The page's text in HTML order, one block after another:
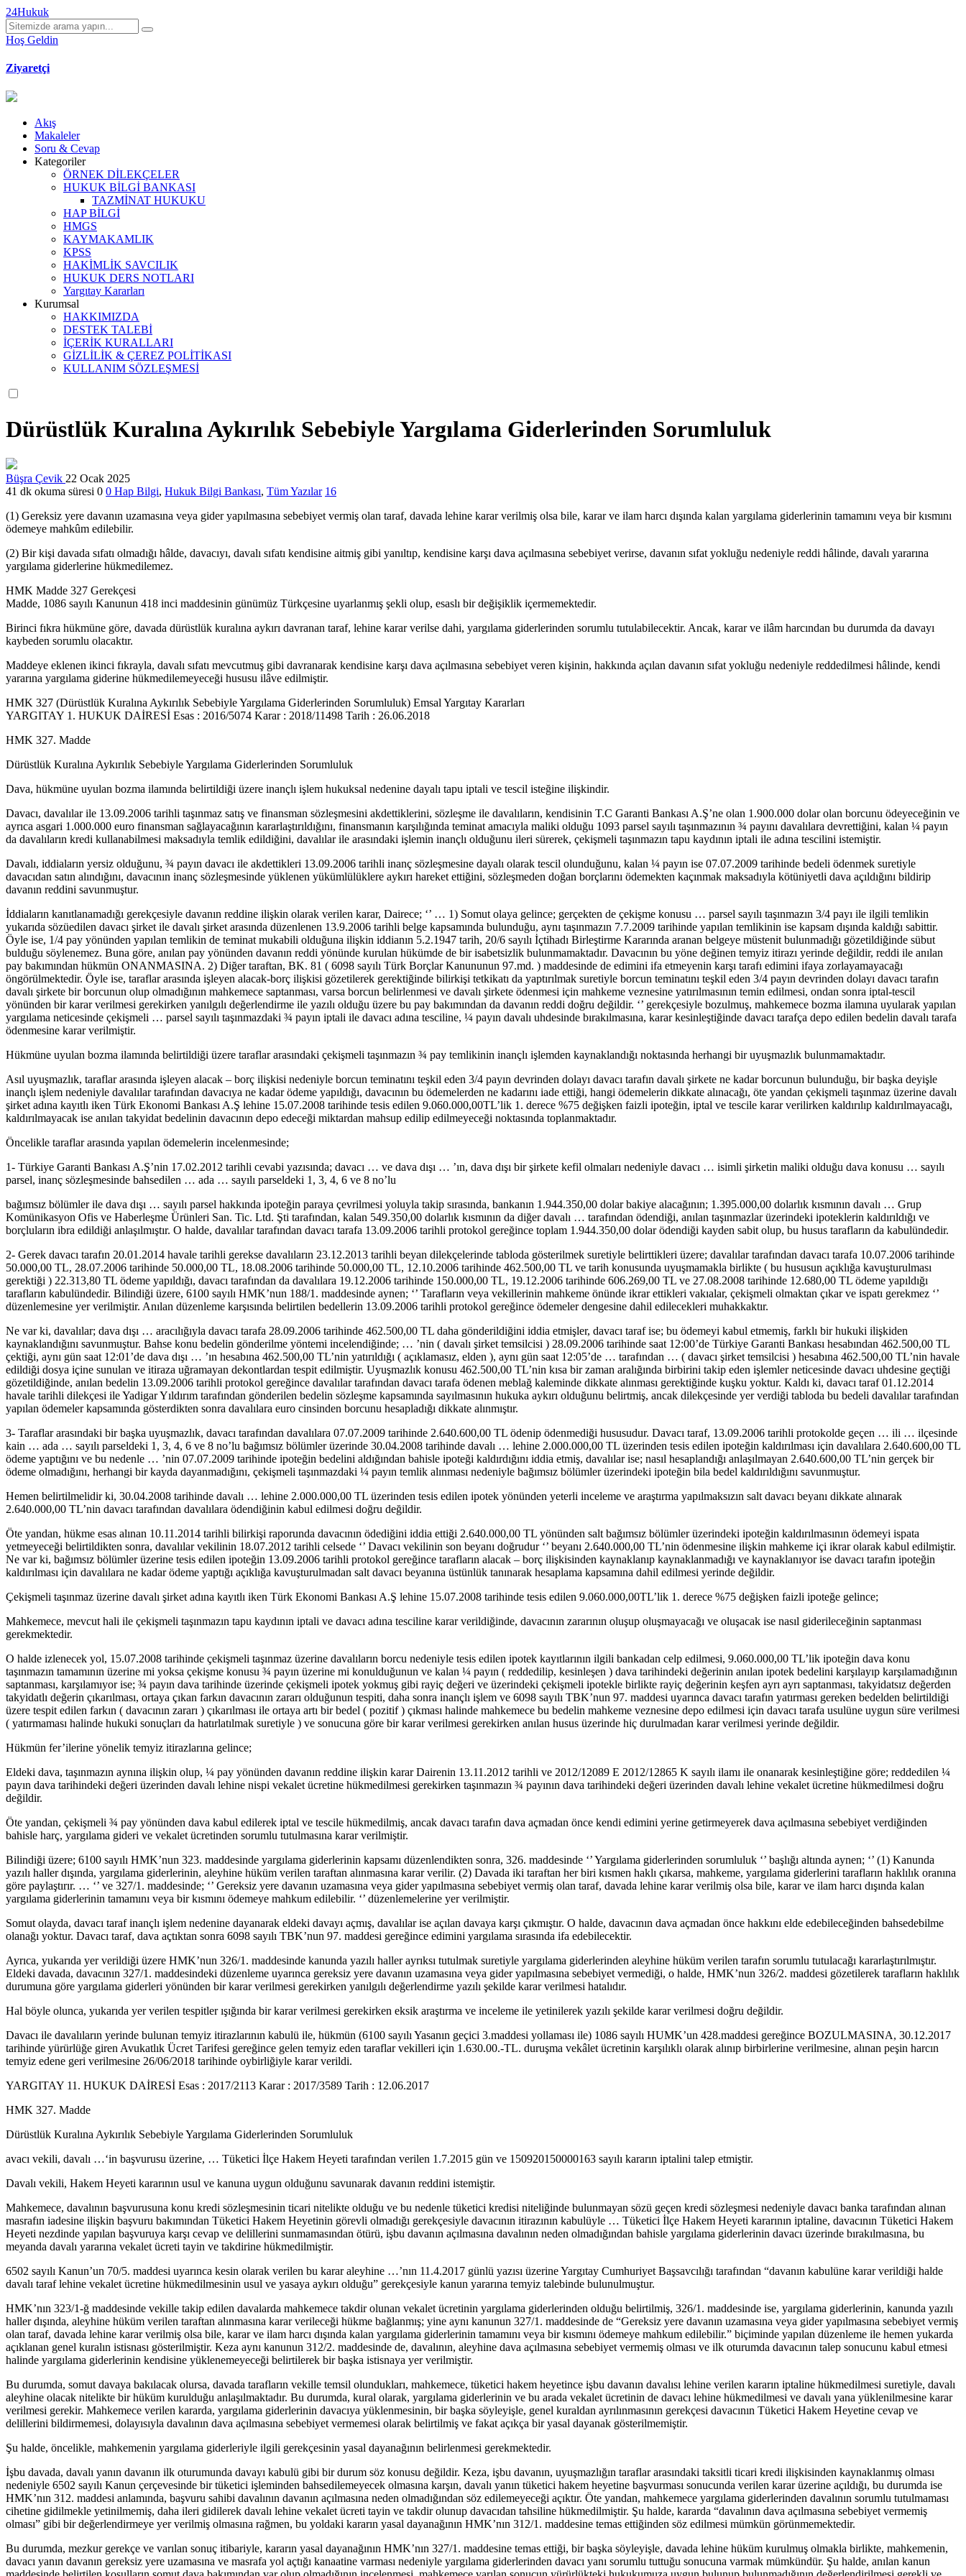
24Hukuk
Hoş Geldin
Ziyaretçi
Akış
Makaleler
Soru & Cevap
Kategoriler
ÖRNEK DİLEKÇELER
HUKUK BİLGİ BANKASI
TAZMİNAT HUKUKU
HAP BİLGİ
HMGS
KAYMAKAMLIK
KPSS
HAKİMLİK SAVCILIK
HUKUK DERS NOTLARI
Yargıtay Kararları
Kurumsal
HAKKIMIZDA
DESTEK TALEBİ
İÇERİK KURALLARI
GİZLİLİK & ÇEREZ POLİTİKASI
KULLANIM SÖZLEŞMESİ
Dürüstlük Kuralına Aykırılık Sebebiyle Yargılama Giderlerinden Sorumluluk
Büşra Çevik 22 Ocak 2025
41 dk okuma süresi 0 0 Hap Bilgi, Hukuk Bilgi Bankası, Tüm Yazılar 16
(1) Gereksiz yere davanın uzamasına veya gider yapılmasına sebebiyet vermiş olan taraf, davada lehine karar verilmiş olsa bile, karar ve ilam harcı dışında kalan yargılama giderlerinin tamamını veya bir kısmını
ödemeye mahkûm edilebilir.
(2) Bir kişi davada sıfatı olmadığı hâlde, davacıyı, davalı sıfatı kendisine aitmiş gibi yanıltıp, kendisine karşı dava açılmasına sebebiyet verirse, davanın sıfat yokluğu nedeniyle reddi hâlinde, davalı yararına
yargılama giderlerine hükmedilemez.
HMK Madde 327 Gerekçesi
Madde, 1086 sayılı Kanunun 418 inci maddesinin günümüz Türkçesine uyarlanmış şekli olup, esaslı bir değişiklik içermemektedir.
Birinci fıkra hükmüne göre, davada dürüstlük kuralına aykırı davranan taraf, lehine karar verilse dahi, yargılama giderlerinden sorumlu tutulabilecektir. Ancak, karar ve ilâm harcından bu durumda da davayı
kaybeden sorumlu olacaktır.
Maddeye eklenen ikinci fıkrayla, davalı sıfatı mevcutmuş gibi davranarak kendisine karşı dava açılmasına sebebiyet veren kişinin, hakkında açılan davanın sıfat yokluğu nedeniyle reddedilmesi hâlinde, kendi
yararına yargılama giderine hükmedilemeyeceği hususu ilâve edilmiştir.
HMK 327 (Dürüstlük Kuralına Aykırılık Sebebiyle Yargılama Giderlerinden Sorumluluk) Emsal Yargıtay Kararları
YARGITAY 1. HUKUK DAİRESİ Esas : 2016/5074 Karar : 2018/11498 Tarih : 26.06.2018
HMK 327. Madde
Dürüstlük Kuralına Aykırılık Sebebiyle Yargılama Giderlerinden Sorumluluk
Dava, hükmüne uyulan bozma ilamında belirtildiği üzere inançlı işlem hukuksal nedenine dayalı tapu iptali ve tescil isteğine ilişkindir.
Davacı, davalılar ile 13.09.2006 tarihli taşınmaz satış ve finansman sözleşmesini akdettiklerini, sözleşme ile davalıların, kendisinin T.C Garanti Bankası A.Ş’ne olan 1.900.000 dolar olan borcunu ödeyeceğinin ve
ayrıca asgari 1.000.000 euro finansman sağlayacağının kararlaştırıldığını, finansmanın karşılığında teminat amacıyla maliki olduğu 1093 parsel sayılı taşınmazının ¾ payını davalılara devrettiğini, kalan ¼ payın
da davalıların kredi kullanabilmesi maksadıyla temlik edildiğini, davalılar ile arasındaki işlemin inançlı olduğunu ileri sürerek, çekişmeli taşınmazın tapu kaydının iptali ile adına tescilini istemiştir.
Davalı, iddiaların yersiz olduğunu, ¾ payın davacı ile akdettikleri 13.09.2006 tarihli inanç sözleşmesine dayalı olarak tescil olunduğunu, kalan ¼ payın ise 07.07.2009 tarihinde bedeli ödenmek suretiyle
davacıdan satın alındığını, davacının inanç sözleşmesinde yüklenen yükümlülüklere aykırı hareket ettiğini, sözleşmeden doğan borçlarını ödemekten kaçınmak maksadıyla kötüniyetli dava açıldığını bildirip
davanın reddini savunmuştur.
İddiaların kanıtlanamadığı gerekçesiyle davanın reddine ilişkin olarak verilen karar, Dairece; ‘’ … 1) Somut olaya gelince; gerçekten de çekişme konusu … parsel sayılı taşınmazın 3/4 payı ile ilgili temlikin
yukarıda sözüedilen davacı şirket ile davalı şirket arasında düzenlenen 13.9.2006 tarihli belge kapsamında bulunduğu, aynı taşınmazın 7.7.2009 tarihinde yapılan temlikinin ise kapsam dışında kaldığı sabittir.
Öyle ise, 1/4 pay yönünden yapılan temlikin de teminat mukabili olduğuna ilişkin iddianın 5.2.1947 tarih, 20/6 sayılı İçtihadı Birleştirme Kararında aranan belgeye müstenit bulunmadığı gözetildiğinde sübut
bulduğu söylenemez. Buna göre, anılan pay yönünden davanın reddi yönünde kurulan hükümde de bir isabetsizlik bulunmamaktadır. Davacının bu yöne değinen temyiz itirazı yerinde değildir, reddi ile anılan
pay bakımından hükmün ONANMASINA. 2) Diğer taraftan, BK. 81 ( 6098 sayılı Türk Borçlar Kanununun 97.md. ) maddesinde de edimini ifa etmeyenin karşı tarafı edimini ifaya zorlayamayacağı
öngörülmektedir. Öyle ise, taraflar arasında işleyen alacak-borç ilişkisi gözetilerek gerektiğinde bilirkişi tetkikatı da yaptırılmak suretiyle borcun teminatını teşkil eden 3/4 payın devrinden dolayı davacı tarafın
davalı şirkete bir borcunun olup olmadığının mahkemece saptanması, varsa borcun belirlenmesi ve davalı şirkete ödenmesi için mahkeme veznesine yatırılmasının temin edilmesi, ondan sonra iptal-tescil
yönünden bir karar verilmesi gerekirken yanılgılı değerlendirme ile yazılı olduğu üzere bu pay bakımından da davanın reddi doğru değildir. ‘’ gerekçesiyle bozulmuş, mahkemece bozma ilamına uyularak yapılan
yargılama neticesinde çekişmeli … parsel sayılı taşınmazdaki ¾ payın iptali ile davacı adına tesciline, ¼ payın davalı uhdesinde bırakılmasına, karar kesinleştiğinde davacı tarafça depo edilen bedelin davalı tarafa
ödenmesine karar verilmiştir.
Hükmüne uyulan bozma ilamında belirtildiği üzere taraflar arasındaki çekişmeli taşınmazın ¾ pay temlikinin inançlı işlemden kaynaklandığı noktasında herhangi bir uyuşmazlık bulunmamaktadır.
Asıl uyuşmazlık, taraflar arasında işleyen alacak – borç ilişkisi nedeniyle borcun teminatını teşkil eden 3/4 payın devrinden dolayı davacı tarafın davalı şirkete ne kadar borcunun bulunduğu, bir başka deyişle
inançlı işlem nedeniyle davalılar tarafından davacıya ne kadar ödeme yapıldığı, davacının bu ödemelerden ne kadarını iade ettiği, hangi ödemelerin dikkate alınacağı, öte yandan çekişmeli taşınmaz üzerine davalı
şirket adına kayıtlı iken Türk Ekonomi Bankası A.Ş lehine 15.07.2008 tarihinde tesis edilen 9.060.000,00TL’lik 1. derece %75 değişken faizli ipoteğin, iptal ve tescile karar verilirken kaldırılıp kaldırılmayacağı,
kaldırılmayacak ise anılan takyidat bedelinin davacının depo edeceği miktardan mahsup edilip edilmeyeceği noktasında toplanmaktadır.
Öncelikle taraflar arasında yapılan ödemelerin incelenmesinde;
1- Türkiye Garanti Bankası A.Ş’nin 17.02.2012 tarihli cevabi yazısında; davacı … ve dava dışı … ’ın, dava dışı bir şirkete kefil olmaları nedeniyle davacı … isimli şirketin maliki olduğu dava konusu … sayılı
parsel, inanç sözleşmesinde bahsedilen … ada … sayılı parseldeki 1, 3, 4, 6 ve 8 no’lu
bağımsız bölümler ile dava dışı … sayılı parsel hakkında ipoteğin paraya çevrilmesi yoluyla takip sırasında, bankanın 1.944.350,00 dolar bakiye alacağının; 1.395.000,00 dolarlık kısmının davalı … Grup
Komünikasyon Ofis ve Haberleşme Ürünleri San. Tic. Ltd. Şti tarafından, kalan 549.350,00 dolarlık kısmının da diğer davalı … tarafından ödendiği, anılan taşınmazlar üzerindeki ipoteklerin kaldırıldığı ve
borçluların ibra edildiği anlaşılmıştır. O halde, davalılar tarafından davacı tarafa 13.09.2006 tarihli protokol gereğince toplam 1.944.350,00 dolar ödendiği kayden sabit olup, bu husus tarafların da kabulündedir.
2- Gerek davacı tarafın 20.01.2014 havale tarihli gerekse davalıların 23.12.2013 tarihli beyan dilekçelerinde tabloda gösterilmek suretiyle belirttikleri üzere; davalılar tarafından davacı tarafa 10.07.2006 tarihinde
50.000,00 TL, 28.07.2006 tarihinde 50.000,00 TL, 18.08.2006 tarihinde 50.000,00 TL, 12.10.2006 tarihinde 462.500,00 TL ve tarih konusunda uyuşmamakla birlikte ( bu hususun açıklığa kavuşturulması
gerektiği ) 22.313,80 TL ödeme yapıldığı, davacı tarafından da davalılara 19.12.2006 tarihinde 150.000,00 TL, 19.12.2006 tarihinde 606.269,00 TL ve 27.08.2008 tarihinde 12.680,00 TL ödeme yapıldığı
tarafların kabulündedir. Bilindiği üzere, 6100 sayılı HMK’nun 188/1. maddesinde aynen; ‘’ Tarafların veya vekillerinin mahkeme önünde ikrar ettikleri vakıalar, çekişmeli olmaktan çıkar ve ispatı gerekmez ‘’
düzenlemesine yer verilmiştir. Anılan düzenleme karşısında belirtilen bedellerin 13.09.2006 tarihli protokol gereğince ödemeler dengesine dahil edilecekleri muhakkaktır.
Ne var ki, davalılar; dava dışı … aracılığıyla davacı tarafa 28.09.2006 tarihinde 462.500,00 TL daha gönderildiğini iddia etmişler, davacı taraf ise; bu ödemeyi kabul etmemiş, farklı bir hukuki ilişkiden
kaynaklandığını savunmuştur. Bahse konu bedelin gönderilme yöntemi incelendiğinde; … ’nin ( davalı şirket temsilcisi ) 28.09.2006 tarihinde saat 12:00’de Türkiye Garanti Bankası hesabından 462.500,00 TL
çektiği, aynı gün saat 12:01’de dava dışı … ’ın hesabına 462.500,00 TL’nin yatırıldığı ( açıklamasız, elden ), aynı gün saat 12:05’de … tarafından … ( davacı şirket temsilcisi ) hesabına 462.500,00 TL’nin havale
edildiği dosya içine sunulan ve itiraza uğramayan dekontlardan tespit edilmiştir. Uyuşmazlık konusu 462.500,00 TL’nin kısa bir zaman aralığında birbirini takip eden işlemler neticesinde davacı uhdesine geçtiği
gözetildiğinde, anılan bedelin 13.09.2006 tarihli protokol gereğince davalılar tarafından davacı tarafa ödenen meblağ kaleminde dikkate alınması gerektiğinde kuşku yoktur. Kaldı ki, davacı taraf 01.12.2014
havale tarihli dilekçesi ile Yadigar Yıldırım tarafından gönderilen bedelin sözleşme kapsamında sayılmasının hukuka aykırı olduğunu belirtmiş, ancak dilekçesinde yer verdiği tabloda bu bedeli davalılar tarafından
yapılan ödemeler kapsamında gösterdikten sonra davalılara euro cinsinden borcunu hesapladığı dikkate alınmıştır.
3- Taraflar arasındaki bir başka uyuşmazlık, davacı tarafından davalılara 07.07.2009 tarihinde 2.640.600,00 TL ödenip ödenmediği hususudur. Davacı taraf, 13.09.2006 tarihli protokolde geçen … ili … ilçesinde
kain … ada … sayılı parseldeki 1, 3, 4, 6 ve 8 no’lu bağımsız bölümler üzerinde 30.04.2008 tarihinde davalı … lehine 2.000.000,00 TL üzerinden tesis edilen ipoteğin kaldırılması için davalılara 2.640.600,00 TL
ödeme yaptığını ve bu nedenle … ’nin 07.07.2009 tarihinde ipoteğin bedelini aldığından bahisle ipoteği kaldırdığını iddia etmiş, davalılar ise; nasıl hesaplandığı anlaşılmayan 2.640.600,00 TL’nin gerçek bir
ödeme olmadığını, herhangi bir kayda dayanmadığını, çekişmeli taşınmazdaki ¼ payın temlik alınması nedeniyle bağımsız bölümler üzerindeki ipoteğin bila bedel kaldırıldığını savunmuştur.
Hemen belirtilmelidir ki, 30.04.2008 tarihinde davalı … lehine 2.000.000,00 TL üzerinden tesis edilen ipotek yönünden yeterli inceleme ve araştırma yapılmaksızın salt davacı beyanı dikkate alınarak
2.640.000,00 TL’nin davacı tarafından davalılara ödendiğinin kabul edilmesi doğru değildir.
Öte yandan, hükme esas alınan 10.11.2014 tarihli bilirkişi raporunda davacının ödediğini iddia ettiği 2.640.000,00 TL yönünden salt bağımsız bölümler üzerindeki ipoteğin kaldırılmasının ödemeyi ispata
yetmeyeceği belirtildikten sonra, davalılar vekilinin 18.07.2012 tarihli celsede ‘’ Davacı vekilinin son beyanı doğrudur ‘’ beyanı 2.640.000,00 TL’nin ödenmesine ilişkin mahkeme içi ikrar olarak kabul edilmiştir.
Ne var ki, bağımsız bölümler üzerine tesis edilen ipoteğin 13.09.2006 tarihli protokol gereğince tarafların alacak – borç ilişkisinden kaynaklanıp kaynaklanmadığı ve kaynaklanıyor ise davacı tarafın ipoteğin
kaldırılması için davalılara ne kadar ödeme yaptığı açıklığa kavuşturulmadan salt davacı beyanına üstünlük tanınarak hesaplama kapsamına dahil edilmesi yerinde değildir.
Çekişmeli taşınmaz üzerine davalı şirket adına kayıtlı iken Türk Ekonomi Bankası A.Ş lehine 15.07.2008 tarihinde tesis edilen 9.060.000,00TL’lik 1. derece %75 değişken faizli ipoteğe gelince;
Mahkemece, mevcut hali ile çekişmeli taşınmazın tapu kaydının iptali ve davacı adına tesciline karar verildiğinde, davacının zararının oluşup oluşmayacağı ve oluşacak ise nasıl giderileceğinin saptanması
gerekmektedir.
O halde izlenecek yol, 15.07.2008 tarihinde çekişmeli taşınmaz üzerine davalıların borcu nedeniyle tesis edilen ipotek kayıtlarının ilgili bankadan celp edilmesi, 9.060.000,00 TL’lik ipoteğin dava konu
taşınmazın tamamının üzerine mi yoksa çekişme konusu ¾ payın üzerine mi konulduğunun ve kalan ¼ payın ( reddedilip, kesinleşen ) dava tarihindeki değerinin anılan ipotek bedelini karşılayıp karşılamadığının
saptanması, karşılamıyor ise; ¾ payın dava tarihinde üzerinde çekişmeli ipotek yokmuş gibi rayiç değeri ve üzerindeki çekişmeli ipotekle birlikte rayiç değerinin keşfen ayrı ayrı saptanması, takyidatsız değerden
takyidatlı değerin çıkarılması, ortaya çıkan farkın davacının zararı olduğunun tespiti, daha sonra inançlı işlem ve 6098 sayılı TBK’nun 97. maddesi uyarınca davacı tarafın yatırması gereken bedelden belirtildiği
üzere tespit edilen farkın ( davacının zararı ) çıkarılması ile ortaya artı bir bedel ( pozitif ) çıkması halinde mahkemece bu bedelin mahkeme veznesine depo edilmesi için davacı tarafa usulüne uygun süre verilmesi
( yatırmaması halinde hukuki sonuçları da hatırlatılmak suretiyle ) ve sonucuna göre bir karar verilmesi gerekirken anılan husus üzerinde hiç durulmadan karar verilmesi yerinde değildir.
Hükmün fer’ilerine yönelik temyiz itirazlarına gelince;
Eldeki dava, taşınmazın aynına ilişkin olup, ¼ pay yönünden davanın reddine ilişkin karar Dairenin 13.11.2012 tarihli ve 2012/12089 E 2012/12865 K sayılı ilamı ile onanarak kesinleştiğine göre; reddedilen ¼
payın dava tarihindeki değeri üzerinden davalı lehine nispi vekalet ücretine hükmedilmesi gerekirken taşınmazın ¾ payının dava tarihindeki değeri üzerinden davalı lehine vekalet ücretine hükmedilmesi doğru
değildir.
Öte yandan, çekişmeli ¾ pay yönünden dava kabul edilerek iptal ve tescile hükmedilmiş, ancak davacı tarafın dava açmadan önce kendi edimini yerine getirmeyerek dava açılmasına sebebiyet verdiğinden
bahisle harç, yargılama gideri ve vekalet ücretinden sorumlu tutulmasına karar verilmiştir.
Bilindiği üzere; 6100 sayılı HMK’nun 323. maddesinde yargılama giderlerinin kapsamı düzenlendikten sonra, 326. maddesinde ‘’ Yargılama giderlerinden sorumluluk ‘’ başlığı altında aynen; ‘’ (1) Kanunda
yazılı haller dışında, yargılama giderlerinin, aleyhine hüküm verilen taraftan alınmasına karar verilir. (2) Davada iki taraftan her biri kısmen haklı çıkarsa, mahkeme, yargılama giderlerini tarafların haklılık oranına
göre paylaştırır. … ‘’ ve 327/1. maddesinde; ‘’ Gereksiz yere davanın uzamasına veya gider yapılmasına sebebiyet vermiş olan taraf, davada lehine karar verilmiş olsa bile, karar ve ilam harcı dışında kalan
yargılama giderlerinin tamamını veya bir kısmını ödemeye mahkum edilebilir. ‘’ düzenlemelerine yer verilmiştir.
Somut olayda, davacı taraf inançlı işlem nedenine dayanarak eldeki davayı açmış, davalılar ise açılan davaya karşı çıkmıştır. O halde, davacının dava açmadan önce hakkını elde edebileceğinden bahsedebilme
olanağı yoktur. Davacı taraf, dava açtıktan sonra 6098 sayılı TBK’nun 97. maddesi gereğince edimini yargılama sırasında ifa edebilecektir.
Ayrıca, yukarıda yer verildiği üzere HMK’nun 326/1. maddesinde kanunda yazılı haller ayrıksı tutulmak suretiyle yargılama giderlerinden aleyhine hüküm verilen tarafın sorumlu tutulacağı kararlaştırılmıştır.
Eldeki davada, davacının 327/1. maddesindeki düzenleme uyarınca gereksiz yere davanın uzamasına veya gider yapılmasına sebebiyet vermediği, o halde, HMK’nun 326/2. maddesi gözetilerek tarafların haklılık
durumuna göre yargılama giderleri yönünden bir karar verilmesi gerekirken yanılgılı değerlendirme yazılı şekilde karar verilmesi hatalıdır.
Hal böyle olunca, yukarıda yer verilen tespitler ışığında bir karar verilmesi gerekirken eksik araştırma ve inceleme ile yetinilerek yazılı şekilde karar verilmesi doğru değildir.
Davacı ile davalıların yerinde bulunan temyiz itirazlarının kabulü ile, hükmün (6100 sayılı Yasanın geçici 3.maddesi yollaması ile) 1086 sayılı HUMK’un 428.maddesi gereğince BOZULMASINA, 30.12.2017
tarihinde yürürlüğe giren Avukatlık Ücret Tarifesi gereğince gelen temyiz eden taraflar vekilleri için 1.630.00.-TL. duruşma vekâlet ücretinin karşılıklı olarak alınıp birbirlerine verilmesine, alınan peşin harcın
temyiz edene geri verilmesine 26/06/2018 tarihinde oybirliğiyle karar verildi.
YARGITAY 11. HUKUK DAİRESİ Esas : 2017/2113 Karar : 2017/3589 Tarih : 12.06.2017
HMK 327. Madde
Dürüstlük Kuralına Aykırılık Sebebiyle Yargılama Giderlerinden Sorumluluk
avacı vekili, davalı …‘in başvurusu üzerine, … Tüketici İlçe Hakem Heyeti tarafından verilen 1.7.2015 gün ve 150920150000163 sayılı kararın iptalini talep etmiştir.
Davalı vekili, Hakem Heyeti kararının usul ve kanuna uygun olduğunu savunarak davanın reddini istemiştir.
Mahkemece, davalının başvurusuna konu kredi sözleşmesinin ticari nitelikte olduğu ve bu nedenle tüketici kredisi niteliğinde bulunmayan sözü geçen kredi sözleşmesi nedeniyle davacı banka tarafından alınan
masrafın iadesine ilişkin başvuru bakımından Tüketici Hakem Heyetinin görevli olmadığı gerekçesiyle davacının itirazının kabulüyle … Tüketici İlçe Hakem Heyeti kararının iptaline, davacının Tüketici Hakem
Heyeti nezdinde yapılan başvuruya karşı cevap ve delillerini sunmamasından ötürü, işbu davanın açılmasına davalının neden olmadığından bahisle yargılama giderlerinin davacı üzerinde bırakılmasına, bu
meyanda davalı yararına vekalet ücreti tayin ve takdirine hükmedilmiştir.
6502 sayılı Kanun’un 70/5. maddesi uyarınca kesin olarak verilen bu karar aleyhine …’nın 11.4.2017 günlü yazısı üzerine Yargıtay Cumhuriyet Başsavcılığı tarafından “davanın kabulüne karar verildiği halde
davalı taraf lehine vekalet ücretine hükmedilmesinin usul ve yasaya aykırı olduğu” gerekçesiyle kanun yararına temyiz talebinde bulunulmuştur.
HMK’nın 323/1-ğ maddesinde vekille takip edilen davalarda mahkemece takdir olunan vekalet ücretinin yargılama giderlerinden olduğu belirtilmiş, 326/1. maddesinde ise, yargılama giderlerinin, kanunda yazılı
haller dışında, aleyhine hüküm verilen taraftan alınmasına karar verileceği hükme bağlanmış; yine aynı kanunun 327/1. maddesinde de “Gereksiz yere davanın uzamasına veya gider yapılmasına sebebiyet vermiş
olan taraf, davada lehine karar verilmiş olsa bile, karar ve ilam harcı dışında kalan yargılama giderlerinin tamamını veya bir kısmını ödemeye mahkum edilebilir.” biçiminde yapılan düzenleme ile hemen yukarda
açıklanan genel kuralın istisnası gösterilmiştir. Keza aynı kanunun 312/2. maddesinde de, davalının, aleyhine dava açılmasına sebebiyet vermemiş olması ve ilk oturumda davacının talep sonucunu kabul etmesi
halinde yargılama giderlerinin kendisine yüklenemeyeceği belirtilerek bir başka istisnaya yer verilmiştir.
Bu durumda, somut davaya bakılacak olursa, davada tarafların vekille temsil olundukları, mahkemece, tüketici hakem heyetince işbu davanın davalısı lehine verilen kararın iptaline hükmedilmesi suretiyle, davalı
aleyhine olacak nitelikte bir hüküm kurulduğu anlaşılmaktadır. Bu durumda, kural olarak, yargılama giderlerinin ve bu arada vekalet ücretinin de davacı lehine hükmedilmesi ve davalı yana yüklenilmesine karar
verilmesi gerekir. Mahkemece verilen kararda, yargılama giderlerinin davacıya yüklenmesinin, bir başka söyleyişle, genel kuraldan ayrılınmasının gerekçesi davacının Tüketici Hakem Heyetine cevap ve
delillerini bildirmemesi, dolayısıyla davalının dava açılmasına sebebiyet vermemesi olarak belirtilmiş ve fakat açıkça bir yasal dayanak gösterilmemiştir.
Şu halde, öncelikle, mahkemenin yargılama giderleriyle ilgili gerekçesinin yasal dayanağının belirlenmesi gerekmektedir.
İşbu davada, davalı yanın davanın ilk oturumunda davayı kabulü gibi bir durum söz konusu değildir. Keza, işbu davanın, uyuşmazlığın taraflar arasındaki taksitli ticari kredi ilişkisinden kaynaklanmış olması
nedeniyle 6502 sayılı Kanun çerçevesinde bir tüketici işleminden bahsedilemeyecek olmasına karşın, davalı yanın tüketici hakem heyetine başvurması sonucunda verilen karar üzerine açıldığı, bu durumda ise
HMK’nın 312. maddesi anlamında, başvuru sahibi davalının davanın açılmasına neden olmadığından söz edilemeyeceği açıktır. Öte yandan, mahkemece yargılama giderlerinden davalının sorumlu tutulmaması
cihetine gidilmekle yetinilmemiş, daha ileri gidilerek davalı lehine vekalet ücreti tayin ve takdir olunup davacıdan tahsiline hükmedilmiştir. Şu halde, kararda “davalının dava açılmasına sebebiyet vermemiş
olması” gibi bir değerlendirmeye yer verilmiş olmasına rağmen, bu yoldaki kararın yasal dayanağının HMK’nın 312/1. maddesine temas ettiğinden söz edilmesi mümkün görünmemektedir.
Bu durumda, mezkur gerekçe ve varılan sonuç itibariyle, kararın yasal dayanağının HMK’nın 327/1. maddesine temas ettiği, bir başka söyleyişle, davada lehine hüküm kurulmuş olmakla birlikte, mahkemenin,
davacı yanın davanın gereksiz yere uzamasına ve masrafa yol açtığı kanaatine varması nedeniyle yargılama giderlerinden davacı yanı sorumlu tuttuğu sonucuna varmak mümkündür. Şu halde, anılan kanun